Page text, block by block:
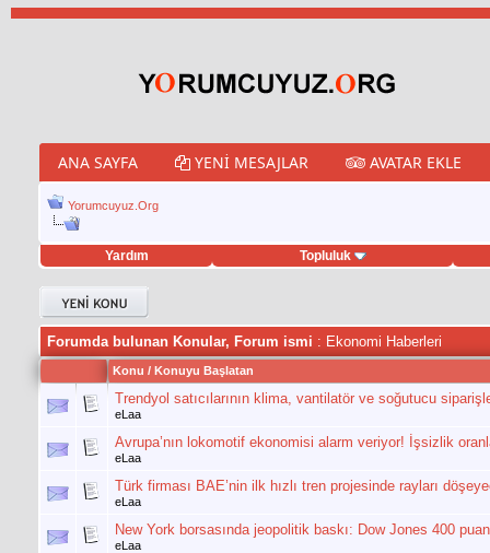
ANA SAYFA YENI MESAJLAR AVATAR EKLE
Yorumcuyuz.Org
Yardım Topluluk
hilesi
Forumda bulunan Konular, Forum ismi : Ekonomi Haberleri
Konu / Konuyu Başlatan
Trendyol satıcılarının klima, vantilatör ve soğutucu
eLaa
Avrupa’nın lokomotif ekonomisi alarm veriyor! İşsizlik
eLaa
Türk firması BAE’nin ilk hızlı tren projesinde rayları
eLaa
New York borsasında jeopolitik baskı: Dow Jones 400
eLaa